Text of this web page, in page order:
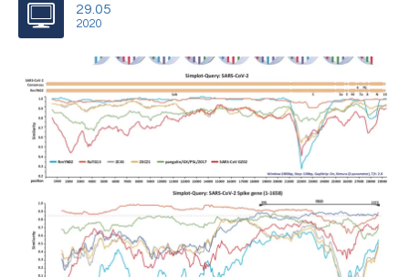
29.05
2020